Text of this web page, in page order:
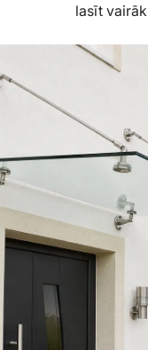
lasīt vairāk